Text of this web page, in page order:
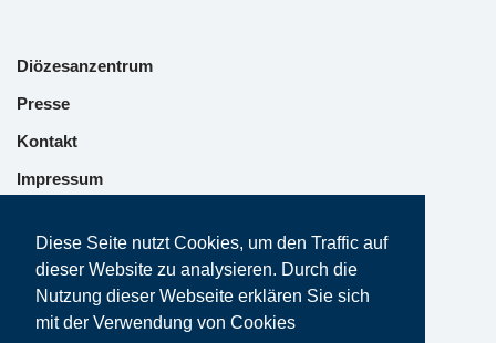
Diese Seite nutzt Cookies, um den Traffic auf
dieser Website zu analysieren. Durch die
Nutzung dieser Webseite erklären Sie sich
mit der Verwendung von Cookies
Diözesanzentrum
Presse
Kontakt
Impressum